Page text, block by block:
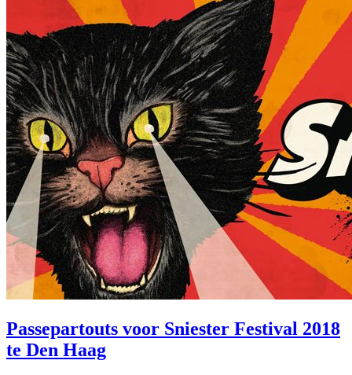
Passepartouts voor Sniester Festival 2018
te Den Haag